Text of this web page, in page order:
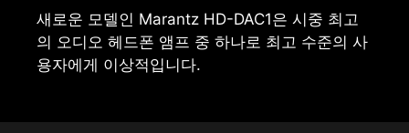
새로운 모델인 Marantz HD-DAC1은 시중 최고
의 오디오 헤드폰 앰프 중 하나로 최고 수준의 사
용자에게 이상적입니다.